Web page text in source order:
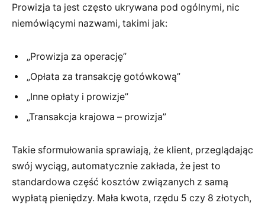
Prowizja ta jest często ukrywana pod ogólnymi, nic
niemówiącymi nazwami, takimi jak:
„Prowizja za operację”
„Opłata za transakcję gotówkową”
„Inne opłaty i prowizje”
„Transakcja krajowa – prowizja”
Takie sformułowania sprawiają, że klient, przeglądając
swój wyciąg, automatycznie zakłada, że jest to
standardowa część kosztów związanych z samą
wypłatą pieniędzy. Mała kwota, rzędu 5 czy 8 złotych,